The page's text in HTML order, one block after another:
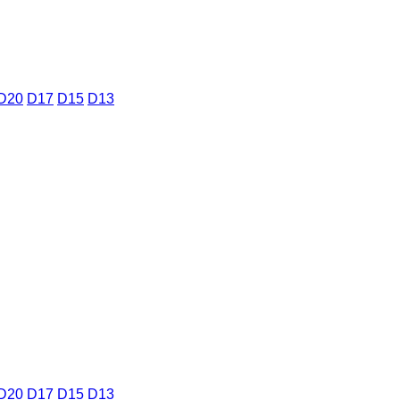
D17 D15 D13
D17 D15 D13